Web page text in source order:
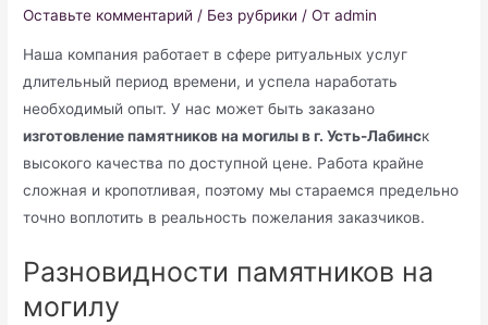
Оставьте комментарий / Без рубрики / От admin
Наша компания работает в сфере ритуальных услуг
длительный период времени, и успела наработать
необходимый опыт. У нас может быть заказано
изготовление памятников на могилы в г. Усть-Лабинск
высокого качества по доступной цене. Работа крайне
сложная и кропотливая, поэтому мы стараемся предельно
точно воплотить в реальность пожелания заказчиков.
Разновидности памятников на
могилу